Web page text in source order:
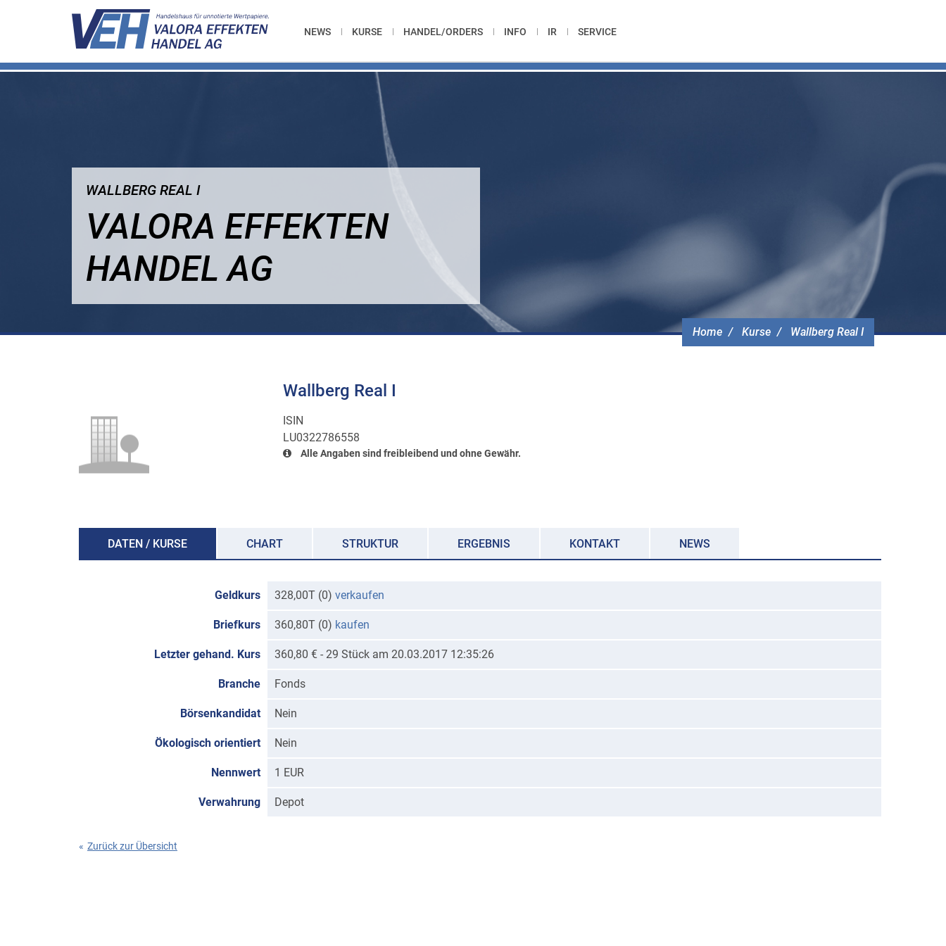
NEWS KURSE HANDEL/ORDERS INFO IR SERVICE
Home Kurse Wallberg Real I
WALLBERG REAL I
VALORA EFFEKTEN
HANDEL AG
Wallberg Real I
ISIN
LU0322786558
Alle Angaben sind freibleibend und ohne Gewähr.
DATEN / KURSE CHART STRUKTUR ERGEBNIS KONTAKT NEWS
Geldkurs 328,00T (0) verkaufen
Briefkurs 360,80T (0) kaufen
Letzter gehand. Kurs 360,80 € - 29 Stück am 20.03.2017 12:35:26
Branche Fonds
Börsenkandidat Nein
Ökologisch orientiert Nein
Nennwert 1 EUR
Verwahrung Depot
« Zurück zur Übersicht